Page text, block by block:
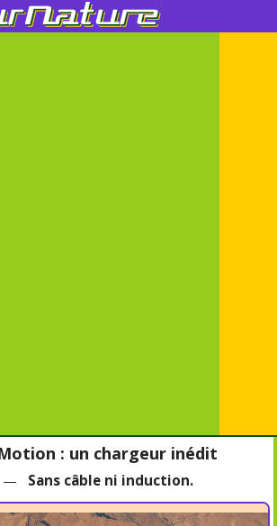
: un chargeur inédit
— Sans câble ni induction.